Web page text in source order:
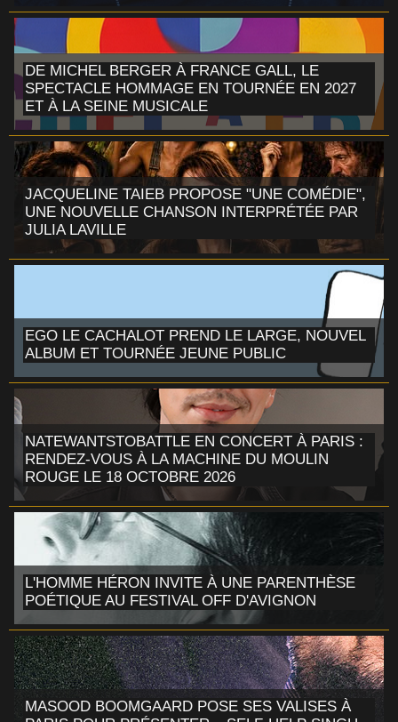
DE MICHEL BERGER À FRANCE GALL, LE
SPECTACLE HOMMAGE EN TOURNÉE EN 2027
ET À LA SEINE MUSICALE
JACQUELINE TAIEB PROPOSE "UNE COMÉDIE",
UNE NOUVELLE CHANSON INTERPRÉTÉE PAR
JULIA LAVILLE
EGO LE CACHALOT PREND LE LARGE, NOUVEL
ALBUM ET TOURNÉE JEUNE PUBLIC
NATEWANTSTOBATTLE EN CONCERT À PARIS :
RENDEZ-VOUS À LA MACHINE DU MOULIN
ROUGE LE 18 OCTOBRE 2026
L'HOMME HÉRON INVITE À UNE PARENTHÈSE
POÉTIQUE AU FESTIVAL OFF D'AVIGNON
MASOOD BOOMGAARD POSE SES VALISES À